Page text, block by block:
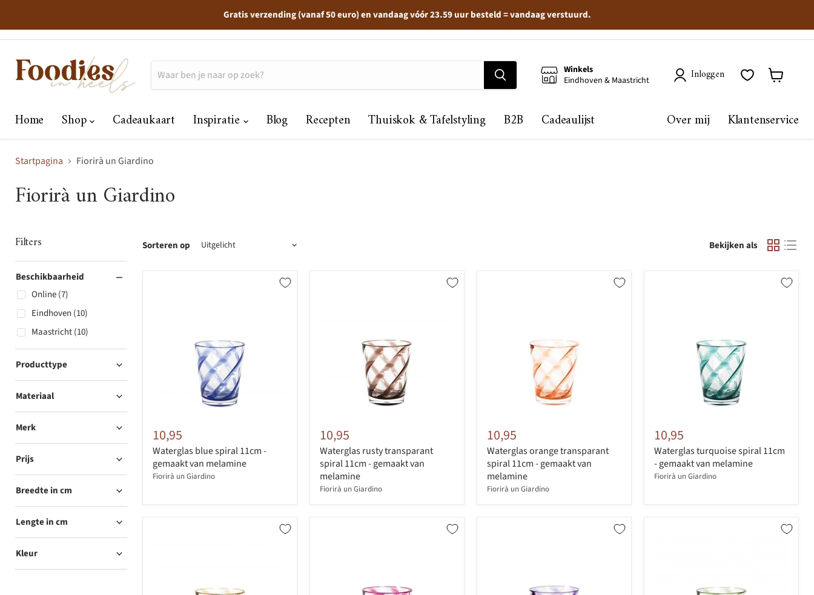
Gratis verzending (vanaf 50 euro) en vandaag vóór 23.59 uur besteld = vandaag verstuurd.
Winkels
Eindhoven & Maastricht
Inloggen
Home Shop Cadeaukaart Inspiratie Blog Recepten Thuiskok & Tafelstyling B2B Cadeaulijst Over mij Klantenservice
Startpagina Fiorirà un Giardino
Fiorirà un Giardino
Filters
Beschikbaarheid
Eindhoven (10)
Maastricht (10)
Online (7)
Producttype
Materiaal
Merk
Prijs
Breedte in cm
Lengte in cm
Kleur
Sorteren op Bekijken als
10,95
Waterglas blue spiral 11cm -
gemaakt van melamine
Fiorirà un Giardino
10,95
Waterglas rusty transparant
spiral 11cm - gemaakt van
melamine
Fiorirà un Giardino
10,95
Waterglas orange transparant
spiral 11cm - gemaakt van
melamine
Fiorirà un Giardino
10,95
Waterglas turquoise spiral 11cm
- gemaakt van melamine
Fiorirà un Giardino